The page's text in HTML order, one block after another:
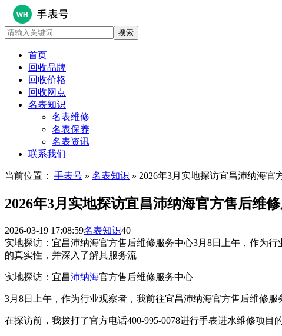
首页
回收品牌
回收价格
回收网点
名表知识
名表维修
名表保养
名表资讯
联系我们
当前位置： 手表号 » 名表知识 » 2026年3月实地探访宜昌沛纳海官
2026年3月实地探访宜昌沛纳海官方售后维
2026-03-19 17:08:59名表知识40
实地探访：宜昌沛纳海官方售后维修服务中心3月8日上午，作为
的真实性，并深入了解其服务流
实地探访：宜昌沛纳海官方售后维修服务中心
3月8日上午，作为行业观察者，我前往宜昌沛纳海官方售后维修
在探访前，我拨打了官方电话400-995-0078进行手表进水维修项